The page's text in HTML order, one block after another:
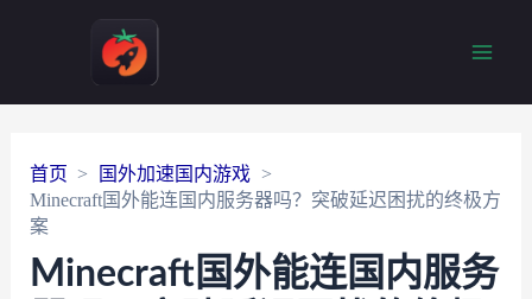
首页
国外加速国内游戏
Minecraft国外能连国内服务器吗？突破延迟困扰的终极方
案
Minecraft国外能连国内服务